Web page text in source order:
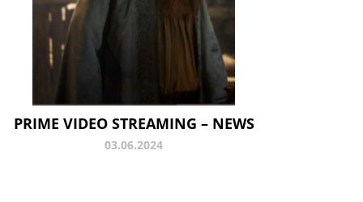
PRIME VIDEO STREAMING – NEWS
03.06.2024